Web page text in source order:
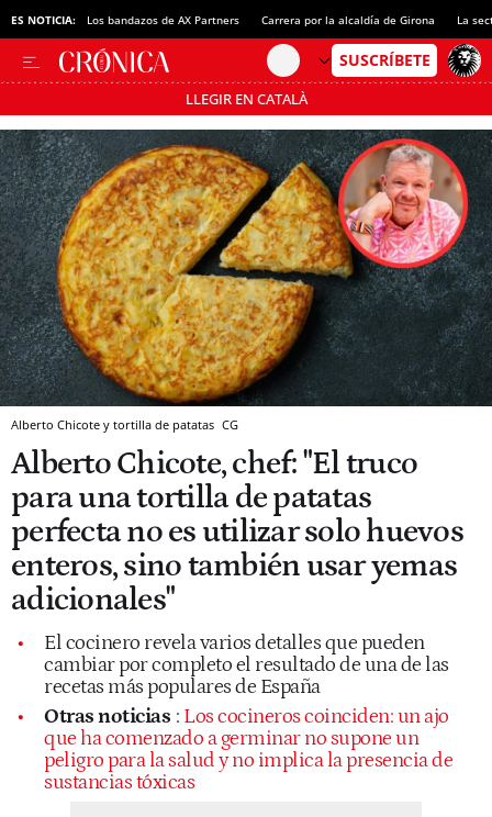
ES NOTICIA: Los bandazos de AX Partners Carrera por la alcaldía de Girona La
LLEGIR EN CATALÀ
Pásate al MODO AHORRO
Alberto Chicote y tortilla de patatas CG
Alberto Chicote, chef: "El truco
para una tortilla de patatas
perfecta no es utilizar solo huevos
enteros, sino también usar yemas
adicionales"
El cocinero revela varios detalles que pueden
cambiar por completo el resultado de una de las
recetas más populares de España
Otras noticias : Los cocineros coinciden: un ajo
que ha comenzado a germinar no supone un
peligro para la salud y no implica la presencia de
sustancias tóxicas